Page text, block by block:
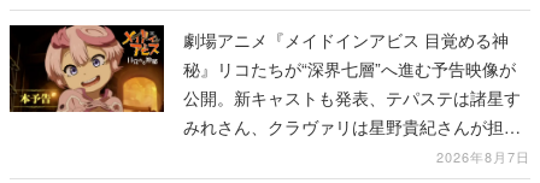
劇場アニメ『メイドインアビス 目覚める神
秘』リコたちが“深界七層”へ進む予告映像が
公開。新キャストも発表、テパステは諸星す
みれさん、クラヴァリは星野貴紀さんが担当
2026年8月7日